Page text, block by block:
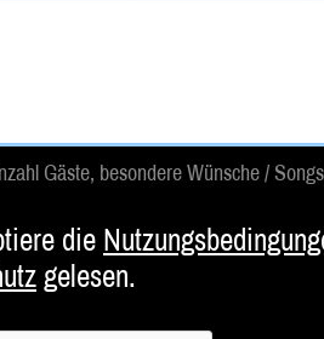
Gäste, besondere Wünsche /
die
gelesen.